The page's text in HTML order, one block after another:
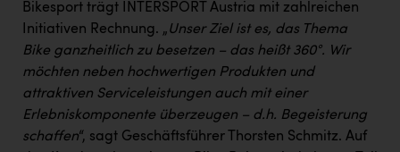
Bikesport trägt INTERSPORT Austria mit zahlreichen
Initiativen Rechnung. „Unser Ziel ist es, das Thema
Bike ganzheitlich zu besetzen – das heißt 360°. Wir
möchten neben hochwertigen Produkten und
attraktiven Serviceleistungen auch mit einer
Erlebniskomponente überzeugen – d.h. Begeisterung
schaffen“, sagt Geschäftsführer Thorsten Schmitz. Auf